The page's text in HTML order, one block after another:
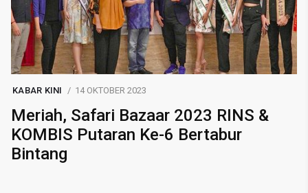
KABAR KINI 14 OKTOBER 2023
Meriah, Safari Bazaar 2023 RINS &
KOMBIS Putaran Ke-6 Bertabur
Bintang